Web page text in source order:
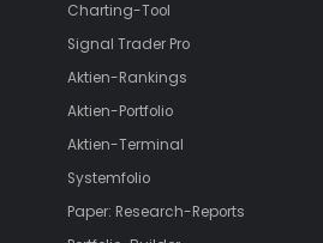
Charting-Tool
Signal Trader Pro
Aktien-Rankings
Aktien-Portfolio
Aktien-Terminal
Systemfolio
Paper: Research-Reports